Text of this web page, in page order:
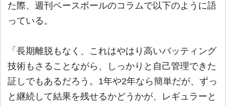
た際、週刊ベースボールのコラムで以下のように語
っている。
「長期離脱もなく、これはやはり高いバッティング
技術もさることながら、しっかりと自己管理できた
証しでもあるだろう。1年や2年なら簡単だが、ずっ
と継続して結果を残せるかどうかが、レギュラーと